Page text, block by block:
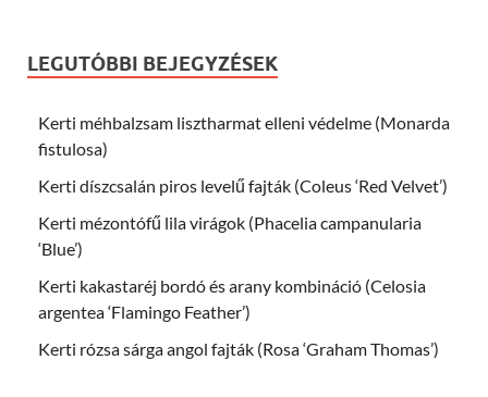
LEGUTÓBBI BEJEGYZÉSEK
Kerti méhbalzsam lisztharmat elleni védelme (Monarda
fistulosa)
Kerti díszcsalán piros levelű fajták (Coleus ‘Red Velvet’)
Kerti mézontófű lila virágok (Phacelia campanularia
‘Blue’)
Kerti kakastaréj bordó és arany kombináció (Celosia
argentea ‘Flamingo Feather’)
Kerti rózsa sárga angol fajták (Rosa ‘Graham Thomas’)